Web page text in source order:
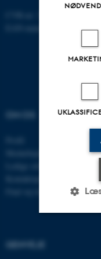
EAN-nummer:
OM OS
Find vej til instituttet
GENVEJE